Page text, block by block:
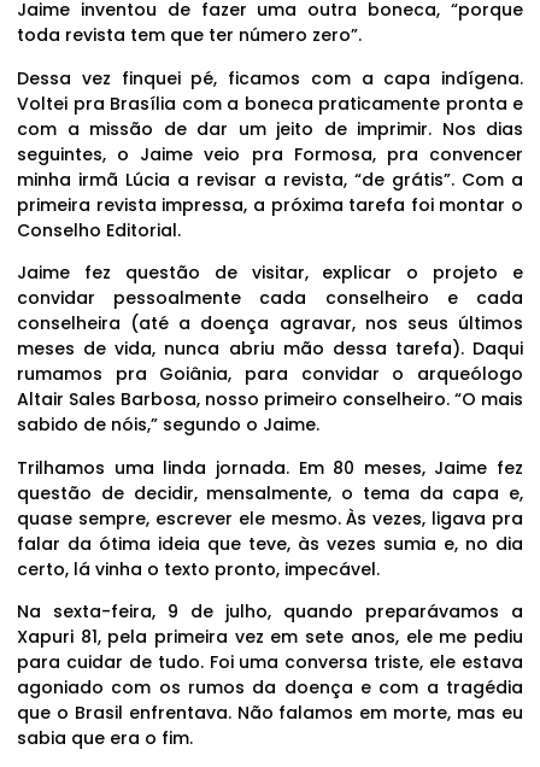
Jaime inventou de fazer uma outra boneca, “porque
toda revista tem que ter número zero”.
Dessa vez finquei pé, ficamos com a capa indígena.
Voltei pra Brasília com a boneca praticamente pronta e
com a missão de dar um jeito de imprimir. Nos dias
seguintes, o Jaime veio pra Formosa, pra convencer
minha irmã Lúcia a revisar a revista, “de grátis”. Com a
primeira revista impressa, a próxima tarefa foi montar o
Conselho Editorial.
Jaime fez questão de visitar, explicar o projeto e
convidar pessoalmente cada conselheiro e cada
conselheira (até a doença agravar, nos seus últimos
meses de vida, nunca abriu mão dessa tarefa). Daqui
rumamos pra Goiânia, para convidar o arqueólogo
Altair Sales Barbosa, nosso primeiro conselheiro. “O mais
sabido de nóis,” segundo o Jaime.
Trilhamos uma linda jornada. Em 80 meses, Jaime fez
questão de decidir, mensalmente, o tema da capa e,
quase sempre, escrever ele mesmo. Às vezes, ligava pra
falar da ótima ideia que teve, às vezes sumia e, no dia
certo, lá vinha o texto pronto, impecável.
Na sexta-feira, 9 de julho, quando preparávamos a
Xapuri 81, pela primeira vez em sete anos, ele me pediu
para cuidar de tudo. Foi uma conversa triste, ele estava
agoniado com os rumos da doença e com a tragédia
que o Brasil enfrentava. Não falamos em morte, mas eu
sabia que era o fim.